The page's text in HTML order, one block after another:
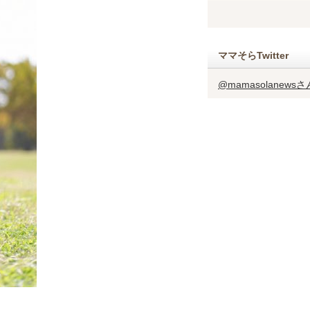
ママそらTwitter
@mamasolanewsさ